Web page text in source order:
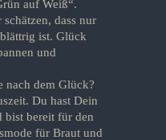
auf Weiß“.
dass nur
ist. Glück
und
nach dem Glück?
Du hast Dein
bist bereit für den
für Braut und